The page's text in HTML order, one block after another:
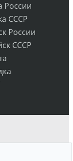
России
СССР
России
СССР